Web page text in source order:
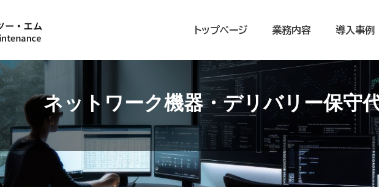
トップページ 業務内容 導入事例
ネットワーク機器・デリバリー保守